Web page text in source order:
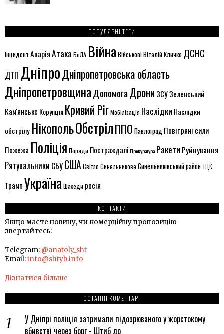
ПОПУЛЯРНІ ТЕГИ
Інцидент АваріяАтака БпЛА Війна ВійськовіВіталій Кличко ДСНС
ДТП ДніпроДніпропетровська область
ДніпропетровщинаДопомогаДрони ЗСУЗеленський
Кам'янське КорупціяКривий РігМобілізація Наслідки Наслідки
обстрілу НікопольОбстрілППО Павлоград Повітряні сили
Пожежа Поліція Поради ПостраждаліПрокуратура Ракети Руйнування
Рятувальники СБУСШАСвітло Синельникове Синельниківський район ТЦК
ТрампУкраїна Шахеди росія
КОНТАКТИ
Якщо маєте новину, чи комерційну пропозицію
звертайтесь:
Telegram: @anatoly_sht
Email:info@shtyb.info
Дізнатися більше
ОСТАННІ КОМЕНТАРІ
У Дніпрі поліція затримали підозрюваного у жорстокому
вбивстві через борг - Штиб до